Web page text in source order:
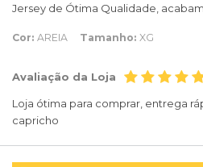
Jersey de Ótima Qualidade,
Cor: AREIA Tamanho: XG
Avaliação da Loja
Loja ótima para comprar, entrega
capricho